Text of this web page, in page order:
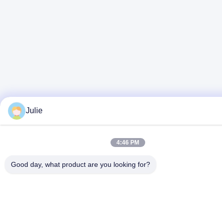
Julie
4:46 PM
Good day, what product are you looking for?